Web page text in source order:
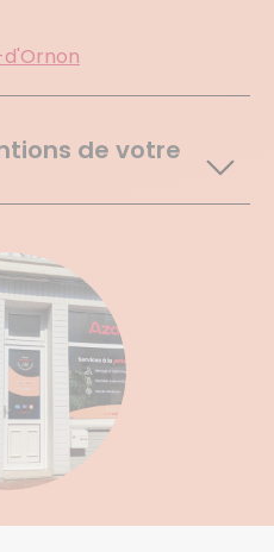
de votre